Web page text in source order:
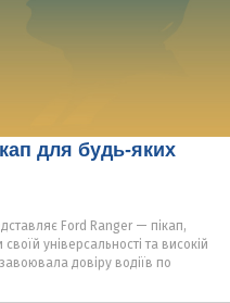
для будь-яких
Ford Ranger — пікап,
універсальності та високій
довіру водіїв по